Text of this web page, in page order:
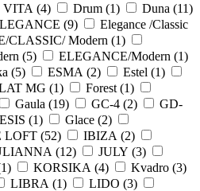
VITA (4) Drum (1) Duna (11)
(9)
Elegance /Classic
CLASSIC/ Modern (1)
(5) ELEGANCE/Modern (1)
(5) ESMA (2) Estel (1)
MG (1) Forest (1)
Gaula (19) GC-4 (2)
GD-
(1) Glace (2)
LOFT (52) IBIZA (2)
(12) JULY (3)
1) KORSIKA (4) Kvadro (3)
LIBRA (1) LIDO (3)